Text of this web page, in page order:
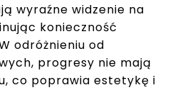
wyraźne widzenie na
konieczność
odróżnieniu od
progresy nie mają
co poprawia estetykę i